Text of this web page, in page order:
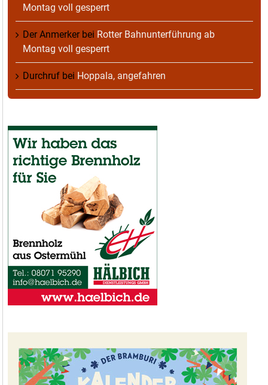
Montag voll gesperrt
Der Anmerkerbei Rotter Bahnunterführung ab
Montag voll gesperrt
Durchruf bei Hoppala, angefahren